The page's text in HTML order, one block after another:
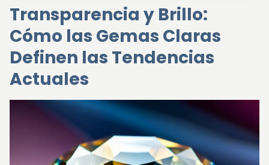
Transparencia y Brillo:
Cómo las Gemas Claras
Definen las Tendencias
Actuales